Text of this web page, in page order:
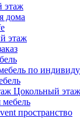
этаж
дома
этаж
по
Цокольный этаж
мебель
пространство